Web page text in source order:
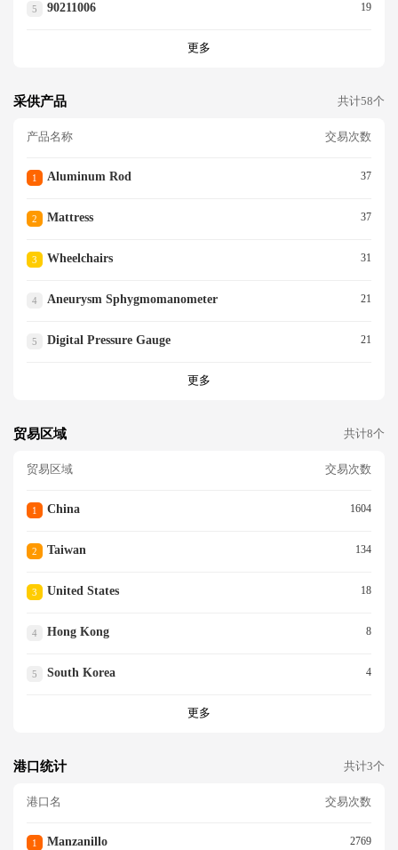
5 90211006 19
更多
采供产品 共计58个
产品名称 交易次数
1 Aluminum Rod 37
2 Mattress 37
3 Wheelchairs 31
4 Aneurysm Sphygmomanometer 21
5 Digital Pressure Gauge 21
更多
贸易区域 共计8个
贸易区域 交易次数
1 China 1604
2 Taiwan 134
3 United States 18
4 Hong Kong 8
5 South Korea 4
更多
港口统计 共计3个
港口名 交易次数
1 Manzanillo 2769